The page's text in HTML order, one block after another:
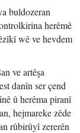
buldozeran
herêmê
wê ve hevdem
ve artêşa
danîn ser çend
û herêma piranî
hejmareke zêde
rûbirûyî zererên